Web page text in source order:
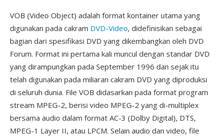
VOB (Video Object) adalah format kontainer utama yang
digunakan pada cakram DVD-Video, didefinisikan sebagai
bagian dari spesifikasi DVD yang dikembangkan oleh DVD
Forum. Format ini pertama kali muncul dengan standar DVD
yang dirampungkan pada September 1996 dan sejak itu
telah digunakan pada miliaran cakram DVD yang diproduksi
di seluruh dunia. File VOB didasarkan pada format program
stream MPEG-2, berisi video MPEG-2 yang di-multiplex
bersama audio dalam format AC-3 (Dolby Digital), DTS,
MPEG-1 Layer II, atau LPCM. Selain audio dan video, file